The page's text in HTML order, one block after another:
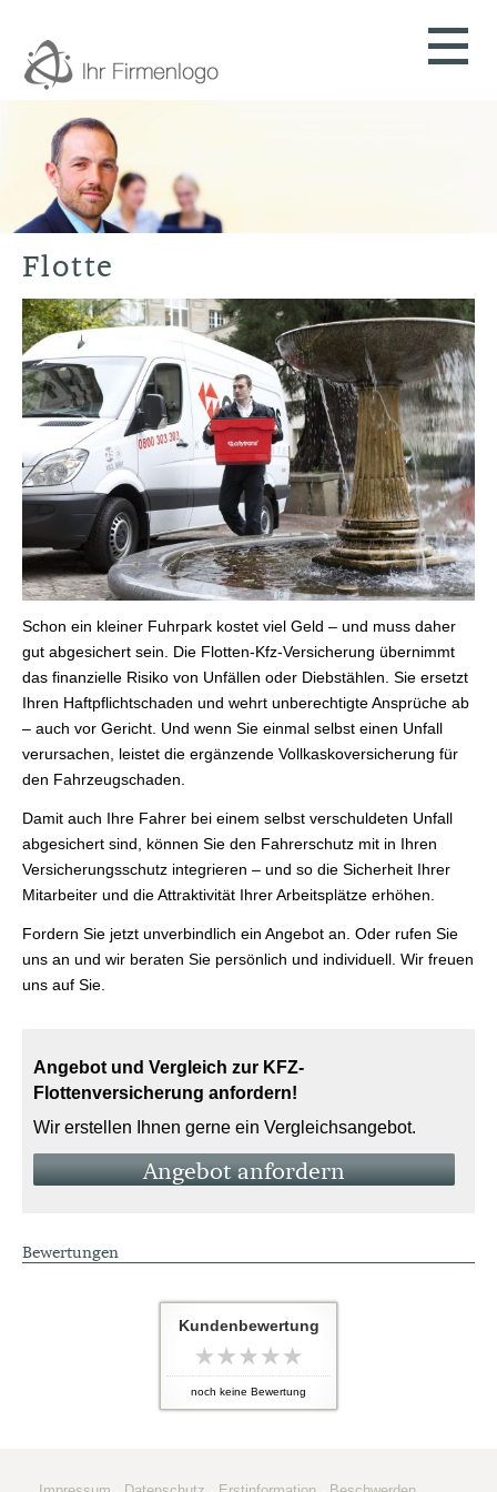
Flotte
Schon ein kleiner Fuhrpark kostet viel Geld – und muss daher
gut abgesichert sein. Die Flotten-Kfz-Versicherung übernimmt
das finanzielle Risiko von Unfällen oder Diebstählen. Sie ersetzt
Ihren Haft­pflichtschaden und wehrt unberechtigte Ansprüche ab
– auch vor Gericht. Und wenn Sie einmal selbst einen Unfall
verursachen, leistet die ergänzende Vollkaskoversicherung für
den Fahrzeugschaden.
Damit auch Ihre Fahrer bei einem selbst verschuldeten Unfall
abgesichert sind, können Sie den Fahrerschutz mit in Ihren
Versicherungsschutz integrieren – und so die Sicherheit Ihrer
Mitarbeiter und die Attraktivität Ihrer Arbeitsplätze erhöhen.
Fordern Sie jetzt unverbindlich ein Angebot an. Oder rufen Sie
uns an und wir beraten Sie persönlich und individuell. Wir freuen
uns auf Sie.
Angebot und Vergleich zur KFZ-
Flottenversicherung anfordern!
Wir erstellen Ihnen gerne ein Vergleichsangebot.
An­ge­bot an­for­dern
Bewertungen
Kundenbewertung
noch keine Bewertung